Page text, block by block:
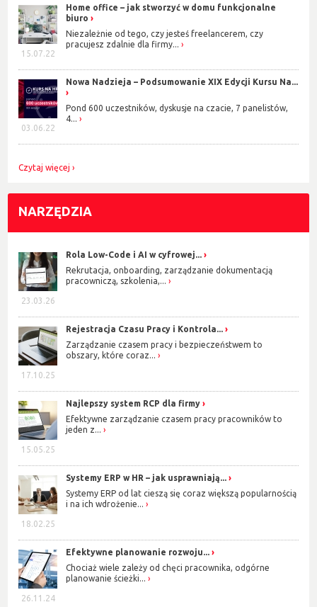
zrozumiały styl autora. Wiele przykładów z życia poparte naukową
wiedzą powoduje, że książka jest nie tylko bardzo ciekawa, ale też
niezwykle wiarygodna. Istotą metody sześciu kroków jest przejście
przez proces budowania motywacji do działania. Odpowiadając na
wyrośnie piękna roślina.
15.07.22
Home office – jak stworzyć w domu funkcjonalne
biuro
Niezależnie od tego, czy jesteś freelancerem, czy
pracujesz zdalnie dla firmy...
03.06.22
Nowa Nadzieja – Podsumowanie XIX Edycji Kursu Na...
Pond 600 uczestników, dyskusje na czacie, 7 panelistów,
4...
Czytaj więcej
NARZĘDZIA
23.03.26
Rola Low-Code i AI w cyfrowej...
Rekrutacja, onboarding, zarządzanie dokumentacją
pracowniczą, szkolenia,...
17.10.25
Rejestracja Czasu Pracy i Kontrola...
Zarządzanie czasem pracy i bezpieczeństwem to
obszary, które coraz...
15.05.25
Najlepszy system RCP dla firmy
Efektywne zarządzanie czasem pracy pracowników to
jeden z...
18.02.25
Systemy ERP w HR – jak usprawniają...
Systemy ERP od lat cieszą się coraz większą popularnością
i na ich wdrożenie...
26.11.24
Efektywne planowanie rozwoju...
Chociaż wiele zależy od chęci pracownika, odgórne
planowanie ścieżki...